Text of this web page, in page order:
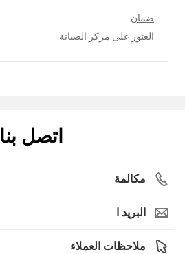
ضمان
العثور على مركز الصيانة
اتصل بنا
مكالمة
البريد ا
ملاحظات العملاء